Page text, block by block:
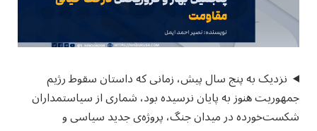
نزدیک به پنج سال پیش، زمانی که داستان سقوط رژیم
جمهوریت هنوز به پایان نرسیده بود، شماری از سیاستمداران
شکست‌خورده در میدان جنگ، پروژه‌ی جدید سیاسی و